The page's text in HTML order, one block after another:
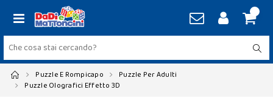
Puzzle E Rompicapo
Puzzle Per Adulti
Puzzle Olografici Effetto 3D